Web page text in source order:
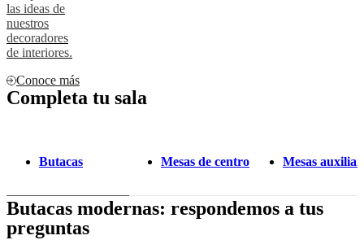
las ideas de
nuestros
decoradores
de interiores.
Conoce más
Completa tu sala
Butacas Mesas de centro Mesas
Butacas modernas: respondemos a tus
preguntas